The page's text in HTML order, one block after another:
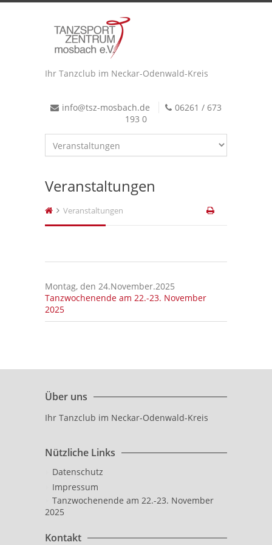
Ihr Tanzclub im Neckar-Odenwald-Kreis
info@tsz-mosbach.de
06261 / 673
193 0
Veranstaltungen
Veranstaltungen
Montag, den 24.November.2025
Tanzwochenende am 22.-23. November
2025
Über uns
Ihr Tanzclub im Neckar-Odenwald-Kreis
Nützliche Links
Datenschutz
Impressum
Tanzwochenende am 22.-23. November
2025
Kontakt